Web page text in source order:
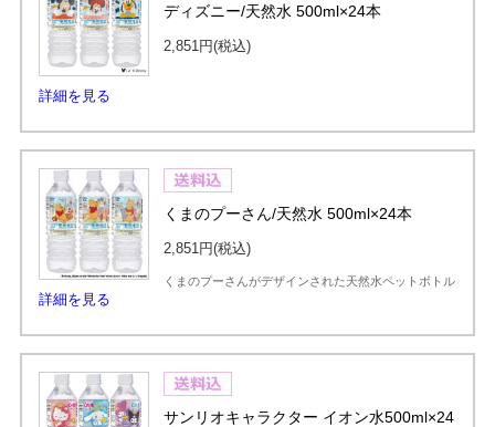
詳細を見る
ディズニー/天然水 500ml×24本
2,851円(税込)
詳細を見る
くまのプーさん/天然水 500ml×24本
2,851円(税込)
くまのプーさんがデザインされた天然水ペットボトル
サンリオキャラクター イオン水500ml×24